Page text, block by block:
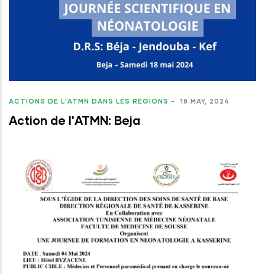
ACTIONS DE L'ATMN DANS LES RÉGIONS - 18 MAY, 2024
Action de l'ATMN: Beja